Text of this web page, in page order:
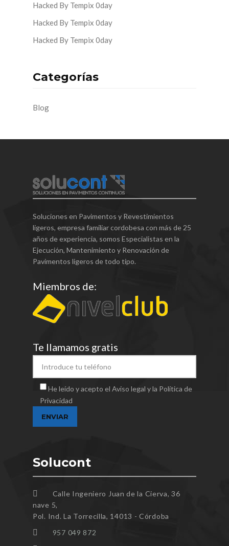
Hacked By Tempix 0day
Hacked By Tempix 0day
Hacked By Tempix 0day
Categorías
Blog
Soluciones en Pavimentos y Revestimientos
ligeros, empresa familiar cordobesa con más de 25
años de experiencia, somos Especialistas en la
Ejecución, Mantenimiento y Renovación de
Pavimentos ligeros de todo tipo.
Miembros de:
Te llamamos gratis
He leído y acepto el Aviso legal y la Política de
Privacidad
Solucont
Calle Ingeniero Juan de la Cierva, 36
nave 5,
Pol. Ind. La Torrecilla, 14013 - Córdoba
957 049 872